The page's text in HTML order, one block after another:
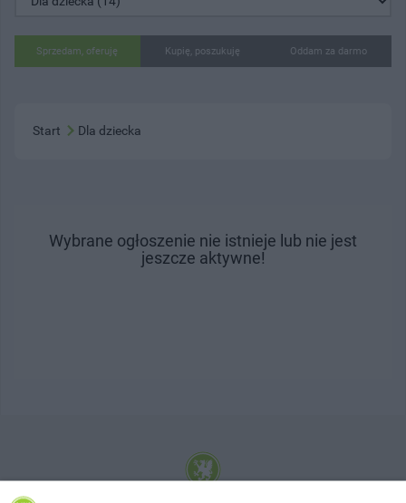
Sprzedam, oferuję Kupię, poszukuję Oddam za darmo
Start Dla dziecka
Wybrane ogłoszenie nie istnieje lub nie jest
jeszcze aktywne!
© 2001-2026 Tczew - TCZ.PL Sp. z o.o. Internetowy Serwis Informacyjny Miasta